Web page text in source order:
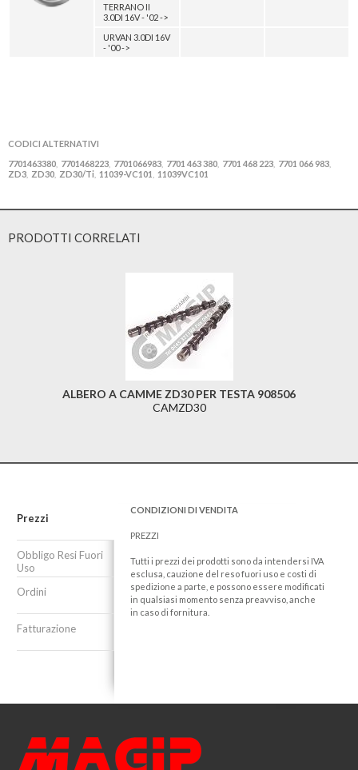
TERRANO II
3.0DI 16V - '02 ->
URVAN 3.0DI 16V
- '00 ->
CODICI ALTERNATIVI
7701463380 7701468223 7701066983 7701 463 380 7701 468 223 7701 066 983
ZD3 ZD30 ZD30/Ti 11039-VC101 11039VC101
PRODOTTI CORRELATI
ALBERO A CAMME ZD30 PER TESTA 908506
CAMZD30
Prezzi
Obbligo Resi Fuori
Uso
Ordini
Fatturazione
CONDIZIONI DI VENDITA
PREZZI
Tutti i prezzi dei prodotti sono da intendersi IVA
esclusa, cauzione del reso fuori uso e costi di
spedizione a parte, e possono essere modificati
in qualsiasi momento senza preavviso, anche
in caso di fornitura.